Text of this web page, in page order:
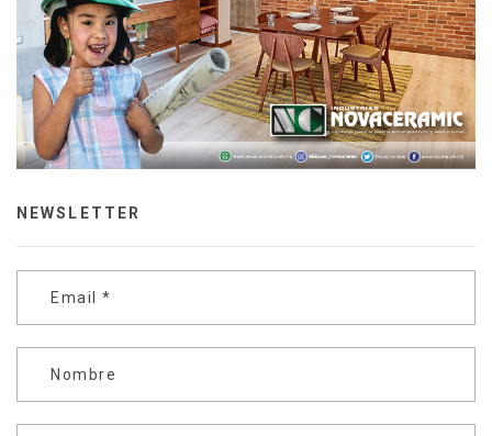
NEWSLETTER
Email *
Nombre